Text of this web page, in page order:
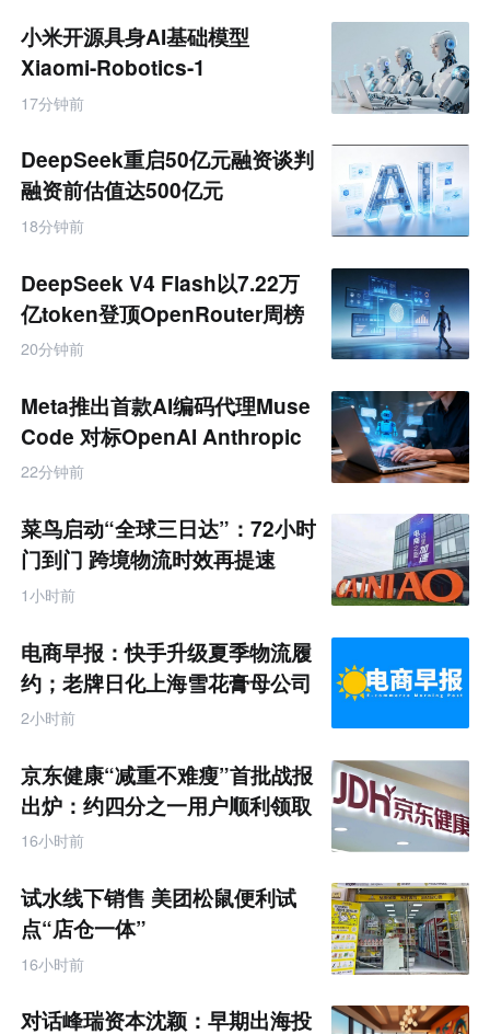
商
产
业
互
联
网
小米开源具身AI基础模型
Xiaomi-Robotics-1
17分钟前
DeepSeek重启50亿元融资谈判
融资前估值达500亿元
18分钟前
DeepSeek V4 Flash以7.22万
亿token登顶OpenRouter周榜
20分钟前
Meta推出首款AI编码代理Muse
Code 对标OpenAI Anthropic
22分钟前
菜鸟启动“全球三日达”：72小时
门到门 跨境物流时效再提速
1小时前
电商早报：快手升级夏季物流履
约；老牌日化上海雪花膏母公司
破产
2小时前
京东健康“减重不难瘦”首批战报
出炉：约四分之一用户顺利领取
200元挑战金
16小时前
试水线下销售 美团松鼠便利试
点“店仓一体”
16小时前
对话峰瑞资本沈颖：早期出海投